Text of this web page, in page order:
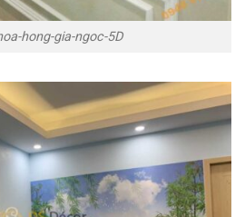
hong-gia-ngoc-5D